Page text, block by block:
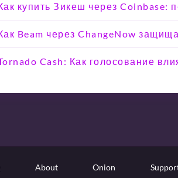
купить Зикеш через Coinbase:
Beam через ChangeNow
Cash: Как голосование
About Onion